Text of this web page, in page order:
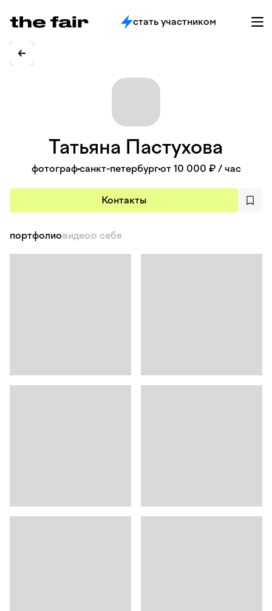
стать участником
Татьяна Пастухова
фотографсанкт-петербургот 10 000 ₽/ час
Контакты
портфолиовидеоо себе